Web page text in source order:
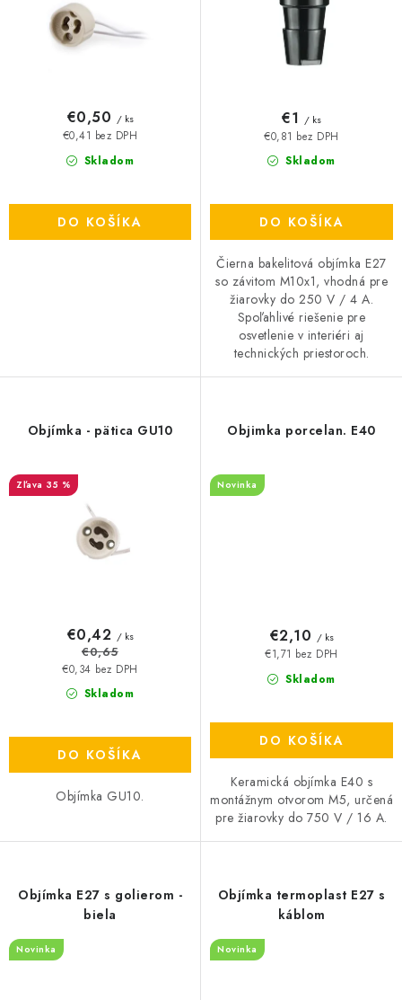
Skladom
€0,41 bez DPH
€0,50 / ks
DO KOŠÍKA
Skladom
€0,81 bez DPH
€1 / ks
DO KOŠÍKA
Čierna bakelitová objímka E27
so závitom M10x1, vhodná pre
žiarovky do 250 V / 4 A.
Spoľahlivé riešenie pre
osvetlenie v interiéri aj
technických priestoroch.
Objímka - pätica GU10
35 %
Skladom
€0,34 bez DPH
€0,42 / ks
€0,65
DO KOŠÍKA
Objímka GU10.
Objimka porcelan. E40
Novinka
Skladom
€1,71 bez DPH
€2,10 / ks
DO KOŠÍKA
Keramická objímka E40 s
montážnym otvorom M5, určená
pre žiarovky do 750 V / 16 A.
Objímka E27 s golierom -
biela
Novinka
Objímka termoplast E27 s
káblom
Novinka